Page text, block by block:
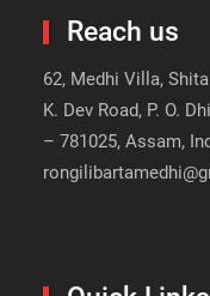
Reach us
62, Medhi Villa,
K. Dev Road, P. O.
– 781025, Assam,